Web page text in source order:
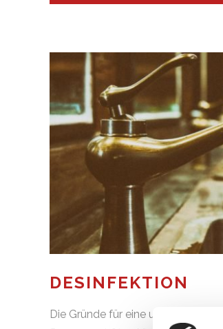
DESINFEKTION
Die Gründe für eine umfassende